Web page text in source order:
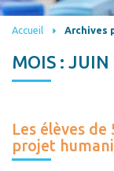
Accueil Archives
MOIS : JUIN
Les élèves
projet